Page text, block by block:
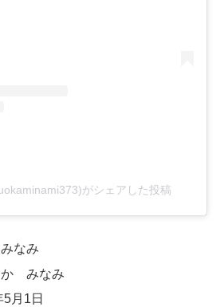
がシェアした投稿
み
みなみ
月1日